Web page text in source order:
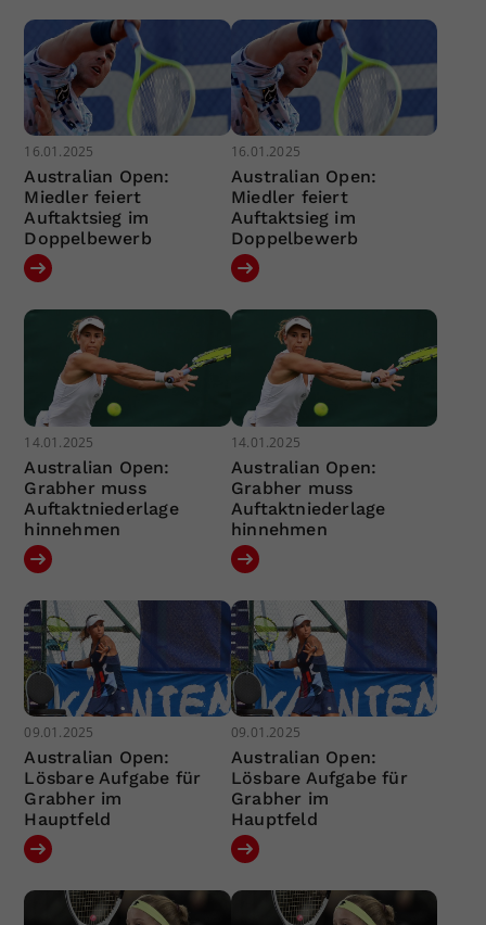
16.01.2025
Australian Open:
Miedler feiert
Auftaktsieg im
Doppelbewerb
16.01.2025
Australian Open:
Miedler feiert
Auftaktsieg im
Doppelbewerb
14.01.2025
Australian Open:
Grabher muss
Auftaktniederlage
hinnehmen
14.01.2025
Australian Open:
Grabher muss
Auftaktniederlage
hinnehmen
09.01.2025
Australian Open:
Lösbare Aufgabe für
Grabher im
Hauptfeld
09.01.2025
Australian Open:
Lösbare Aufgabe für
Grabher im
Hauptfeld